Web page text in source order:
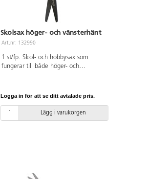
Skolsax höger- och vänsterhänt
Art.nr: 132990
1 st/fp. Skol- och hobbysax som
fungerar till både höger- och
rostfritt stål. Längd: 13 cm.
Logga in för att se ditt avtalade pris.
Lägg i varukorgen